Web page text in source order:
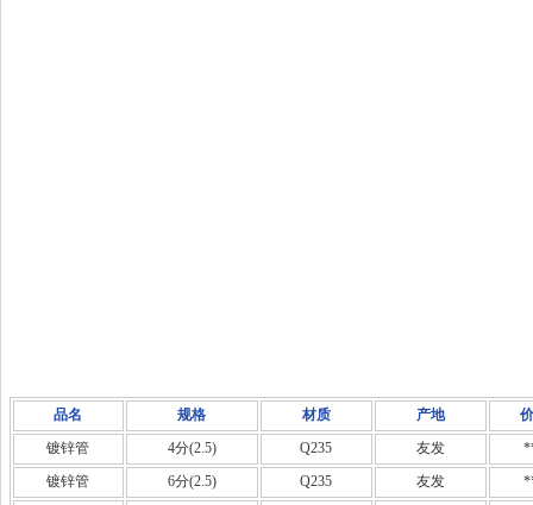
品名 规格 材质 产地
镀锌管
4分(2.5) Q235 友发
镀锌管
6分(2.5) Q235 友发